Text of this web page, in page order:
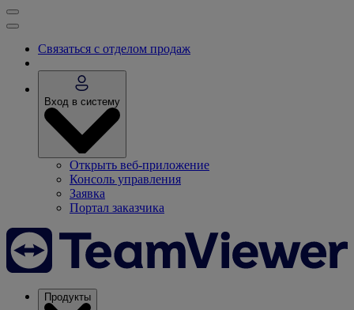
Связаться с отделом продаж
Вход в систему
Открыть веб-приложение
Консоль управления
Заявка
Портал заказчика
Продукты